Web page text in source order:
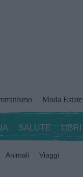
Moda Estate
SALUTE LIBRI
Animali Viaggi